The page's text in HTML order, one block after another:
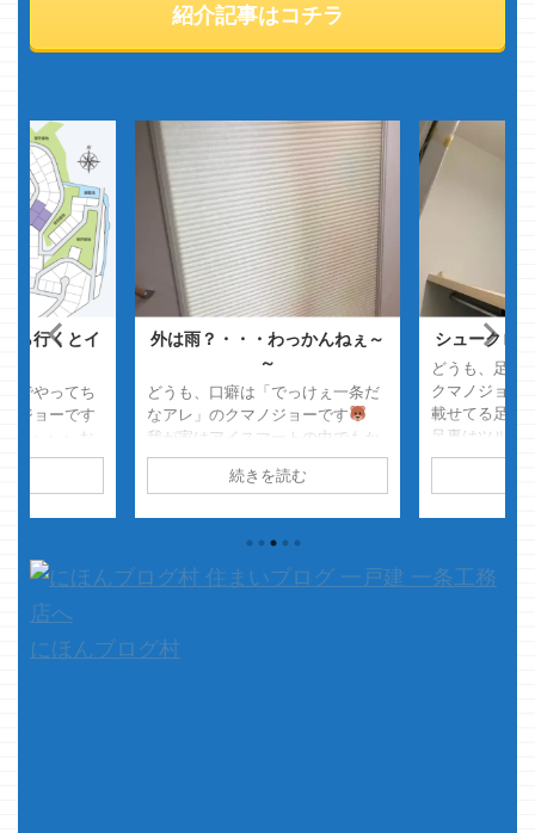
紹介記事はコチラ
ら行くとイ
でやってち
ジョーです
・・・ お
でゲームを
マノジョー
れなりに上
ろうと自覚
がに住み始
外は雨？・・・わっかんねぇ～
～
どうも、口癖は「でっけぇ一条だ
なアレ」のクマノジョーです
我が家はアイスマートの中でもか
なり小さい方・・・
・・・
の結果、どの一条物件を見ても
て、本題です 先日の台風・・・
地域によってはものすごい被害
続きを読む
シュークロ
どうも、足裏
クマノジョ
載せてる足洗
足裏はツルツ
着します お
に対応してな
にほんブログ村